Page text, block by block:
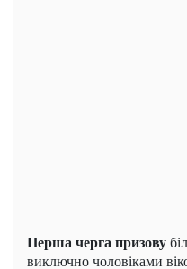
Перша черга призову
виключно чоловіками